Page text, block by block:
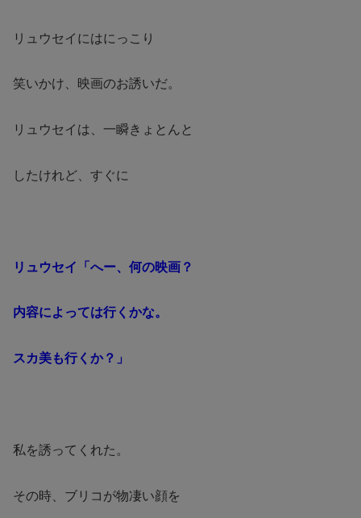
リュウセイにはにっこり
笑いかけ、映画のお誘いだ。
リュウセイは、一瞬きょとんと
したけれど、すぐに
リュウセイ「へー、何の映画？
内容によっては行くかな。
スカ美も行くか？」
私を誘ってくれた。
その時、ブリコが物凄い顔を